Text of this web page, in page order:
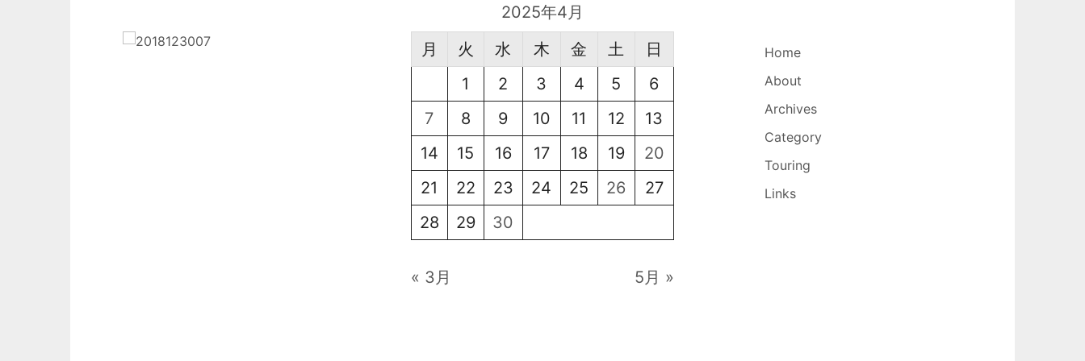
2025年4月
月
火 水 木 金 土
日
1
2 3 4 5
6
7
8 9 10 11 12
13
14
15 16 17 18 19
20
21
22 23 24 25 26
27
28
29 30
« 3月 5月 »
Home
About
Archives
Category
Touring
Links